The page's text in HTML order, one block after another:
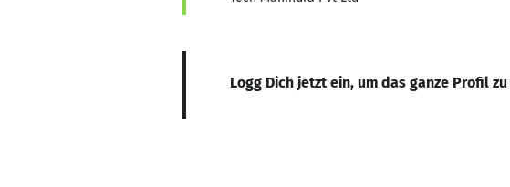
Logg Dich jetzt ein, um das ganze Profil